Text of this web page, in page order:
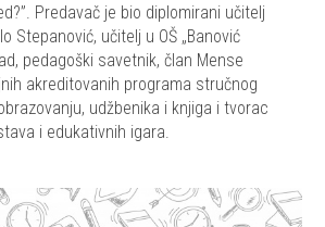
Predavač je bio diplomirani učitelj
Stepanović, učitelj u OŠ „Banović
pedagoški savetnik, član Mense
akreditovanih programa stručnog
udžbenika i knjiga i tvorac
i edukativnih igara.